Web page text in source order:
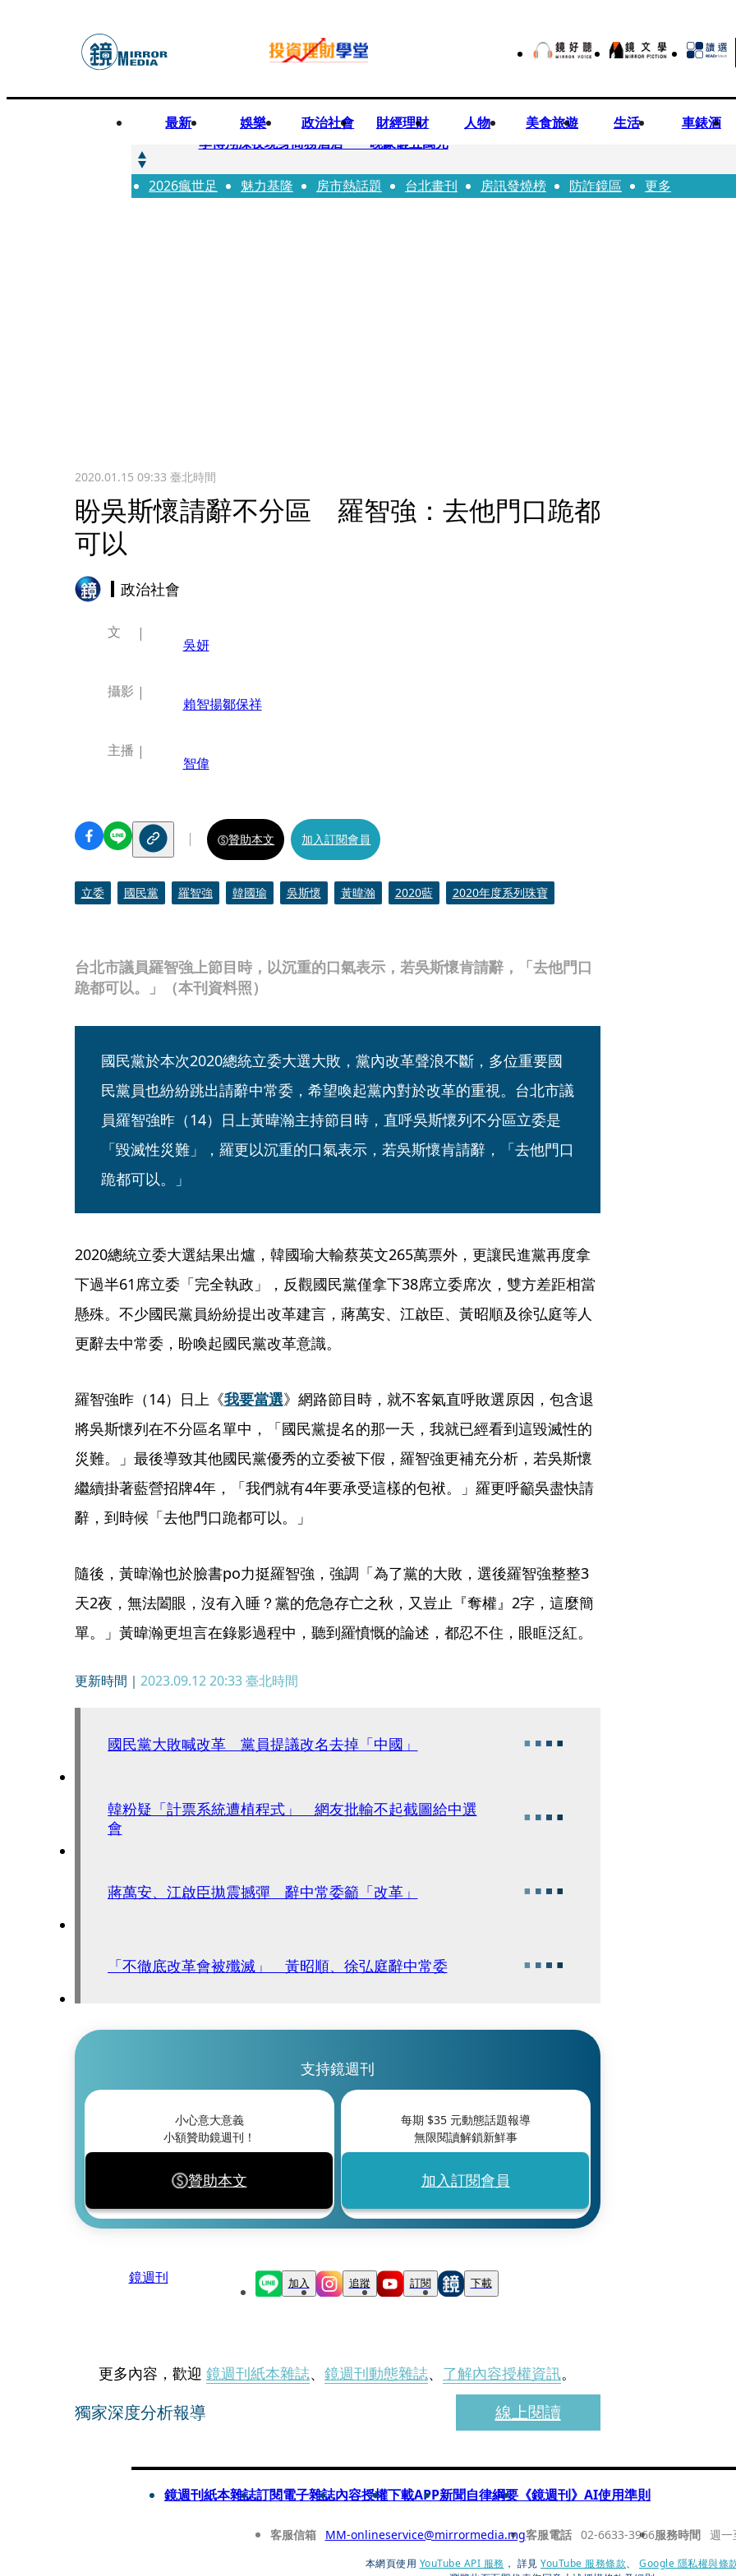
最新 娛樂 政治社會 財經理財 人物 美食旅遊 生活 車錶酒
快訊
李博翔深夜現身商務酒店 一晚豪砸五萬元
快訊
71萬粉YouTuber驟逝！被發現「陳屍同居女友住處」享年36歲 生前曾爆染毒、家暴前妻
2026瘋世足 魅力基隆 房市熱話題 台北畫刊 房訊發燒榜 防詐鏡區 更多
2020.01.15 09:33 臺北時間
盼吳斯懷請辭不分區 羅智強：去他門口跪都
可以
政治社會
台北市議員羅智強上節目時，以沉重的口氣表示，若吳斯懷肯請辭，「去他門口
跪都可以。」（本刊資料照）
文
吳妍
攝影
賴智揚鄒保祥
主播
智偉
贊助本文 加入訂閱會員
立委 國民黨 羅智強 韓國瑜 吳斯懷 黃暐瀚 2020藍 2020年度系列珠寶
國民黨於本次2020總統立委大選大敗，黨內改革聲浪不斷，多位重要國
民黨員也紛紛跳出請辭中常委，希望喚起黨內對於改革的重視。台北市議
員羅智強昨（14）日上黃暐瀚主持節目時，直呼吳斯懷列不分區立委是
「毀滅性災難」，羅更以沉重的口氣表示，若吳斯懷肯請辭，「去他門口
跪都可以。」
2020總統立委大選結果出爐，韓國瑜大輸蔡英文265萬票外，更讓民進黨再度拿
下過半61席立委「完全執政」，反觀國民黨僅拿下38席立委席次，雙方差距相當
懸殊。不少國民黨員紛紛提出改革建言，蔣萬安、江啟臣、黃昭順及徐弘庭等人
更辭去中常委，盼喚起國民黨改革意識。
羅智強昨（14）日上《我要當選》網路節目時，就不客氣直呼敗選原因，包含退
將吳斯懷列在不分區名單中，「國民黨提名的那一天，我就已經看到這毀滅性的
災難。」最後導致其他國民黨優秀的立委被下假，羅智強更補充分析，若吳斯懷
繼續掛著藍營招牌4年，「我們就有4年要承受這樣的包袱。」羅更呼籲吳盡快請
辭，到時候「去他門口跪都可以。」
隨後，黃暐瀚也於臉書po力挺羅智強，強調「為了黨的大敗，選後羅智強整整3
天2夜，無法闔眼，沒有入睡？黨的危急存亡之秋，又豈止『奪權』2字，這麼簡
單。」黃暐瀚更坦言在錄影過程中，聽到羅憤慨的論述，都忍不住，眼眶泛紅。
更新時間｜ 2023.09.12 20:33臺北時間
國民黨大敗喊改革 黨員提議改名去掉「中國」
韓粉疑「計票系統遭植程式」 網友批輸不起截圖給中選
會
蔣萬安、江啟臣拋震撼彈 辭中常委籲「改革」
「不徹底改革會被殲滅」 黃昭順、徐弘庭辭中常委
支持鏡週刊
小心意大意義
小額贊助鏡週刊！
贊助本文
每期 $35元動態話題報導
無限閱讀解鎖新鮮事
加入訂閱會員
鏡週刊 加入 追蹤 訂閱 下載
更多內容，歡迎 鏡週刊紙本雜誌、 鏡週刊動態雜誌、 了解內容授權資訊。
獨家深度分析報導 線上閱讀
鏡週刊紙本雜誌訂閱電子雜誌內容授權下載APP新聞自律綱要 《鏡週刊》AI使用準則
客服信箱 MM-onlineservice@mirrormedia.mg客服電話 02-6633-3966服務時間 週一
本網頁使用 YouTube API 服務 ， 詳見 YouTube 服務條款、
Google 隱私權與條